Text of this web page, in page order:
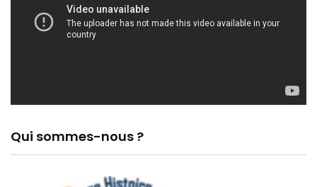
Qui sommes-nous ?